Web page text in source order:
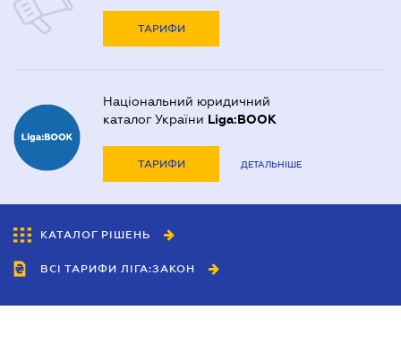
ТАРИФИ
Національний юридичний
каталог України Liga:BOOK
ТАРИФИ ДЕТАЛЬНІШЕ
КАТАЛОГ РІШЕНЬ
ВСІ ТАРИФИ ЛІГА:ЗАКОН